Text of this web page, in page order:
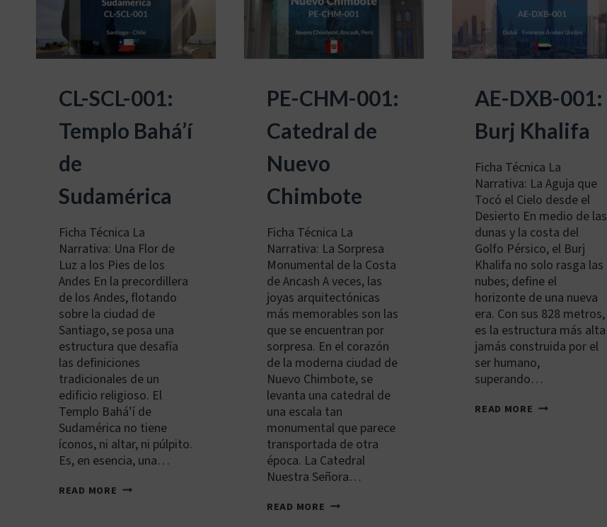
CL-SCL-001:
Templo Bahá’í
de
Sudamérica
Ficha Técnica La
Narrativa: Una Flor de
Luz a los Pies de los
Andes En la precordillera
de los Andes, flotando
sobre la ciudad de
Santiago, se posa una
estructura que desafía
las definiciones
tradicionales de un
edificio religioso. El
Templo Bahá’í de
Sudamérica no tiene
íconos, ni altar, ni púlpito.
Es, en esencia, una…
READ MORE CL-
PE-CHM-001:
Catedral de
Nuevo
Chimbote
Ficha Técnica La
Narrativa: La Sorpresa
Monumental de la Costa
de Ancash A veces, las
joyas arquitectónicas
más memorables son las
que se encuentran por
sorpresa. En el corazón
de la moderna ciudad de
Nuevo Chimbote, se
levanta una catedral de
una escala tan
monumental que parece
transportada de otra
época. La Catedral
Nuestra Señora…
READ MORE PE-
AE-DXB-001:
Burj Khalifa
Ficha Técnica La
Narrativa: La Aguja que
Tocó el Cielo desde el
Desierto En medio de las
dunas y la costa del
Golfo Pérsico, el Burj
Khalifa no solo rasga las
nubes; define el
horizonte de una nueva
era. Con sus 828 metros,
es la estructura más alta
jamás construida por el
ser humano,
superando…
READ MORE AE-